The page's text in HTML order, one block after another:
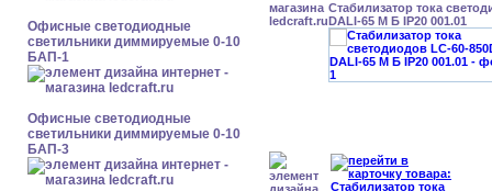
Офисные светодиодные
светильники диммируемые 0-10
БАП-1
Офисные светодиодные
светильники диммируемые 0-10
БАП-3
Стабилизатор тока
DALI-65 М Б IP20 001.01